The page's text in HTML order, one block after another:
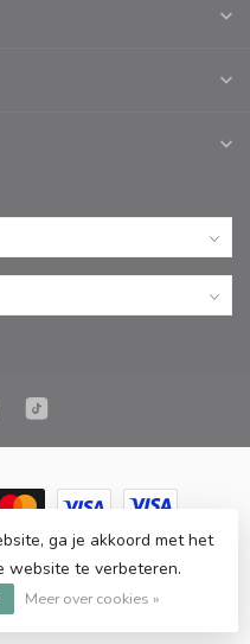
| Webshop | Fysieke
-Lightspeed design
ga je akkoord met het
website te verbeteren.
Meer over cookies »